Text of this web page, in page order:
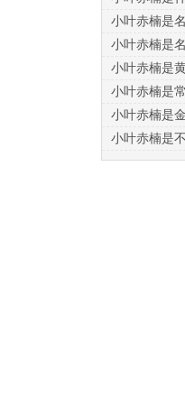
小叶赤楠是
小叶赤楠是
小叶赤楠是
小叶赤楠是
小叶赤楠是
小叶赤楠是